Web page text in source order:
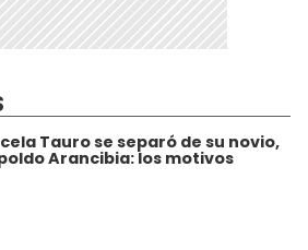
Tauro se separó de su novio,
Arancibia: los motivos